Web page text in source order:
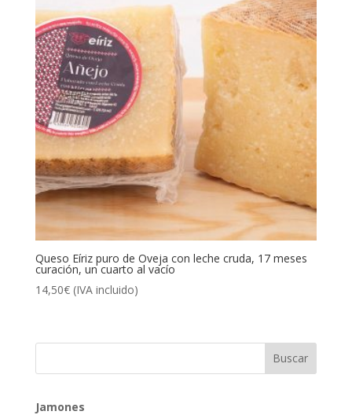
Queso Eíriz puro de Oveja con leche cruda, 17 meses
curación, un cuarto al vacío
14,50€ (IVA incluido)
Jamones